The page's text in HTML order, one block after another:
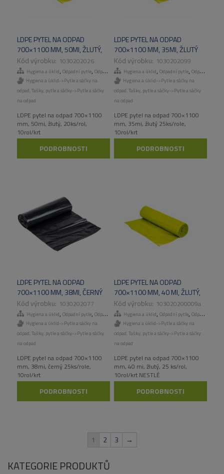
LDPE PYTEL NA ODPAD
700×1100 MM, 50MI, ŽLUTÝ,
20KS/ROL, 10ROL/KART
1030202026
Hygiena a úklid, Odpadní pytle, Odpadní pytle ,Tašky, pytle a sáčky
Hygiena a úklid->Pytle a sáčky na
odpad Tašky, pytle a sáčky->Pytle a sáčky
na odpad
LDPE pytel na odpad 700×1100
mm, 50mi, žlutý, 20ks/rol,
10rol/krt
PODROBNOSTI
LDPE PYTEL NA ODPAD
700×1100 MM, 35MI, ŽLUTÝ
25KS/ROLE, 10ROL/KART
1030202099
Hygiena a úklid, Odpadní pytle, Odpadní pytle
Hygiena a úklid->Pytle a sáčky na
odpad Tašky, pytle a sáčky->Pytle a sáčky
na odpad
LDPE pytel na odpad 700×1100
mm, 35mi, žlutý 25ks/role,
10rol/krt
PODROBNOSTI
LDPE PYTEL NA ODPAD
700×1100 MM, 38MI, ČERNÝ
25KS/ROLE, 10ROL/KART
1030202077
Hygiena a úklid, Odpadní pytle, Odpadní pytle ,Tašky, pytle a sáčky
Hygiena a úklid->Pytle a sáčky na
odpad Tašky, pytle a sáčky->Pytle a sáčky
na odpad
LDPE pytel na odpad 700×1100
mm, 38mi, černý 25ks/role,
10rol/krt
PODROBNOSTI
LDPE PYTEL NA ODPAD
700×1100 MM, 40 MI, ŽLUTÝ,
25 KS/ROL, 10ROL/KART
NESTLÉ
103020200009a
Hygiena a úklid, Odpadní pytle, Odpadní pytle
Hygiena a úklid->Pytle a sáčky na
odpad Tašky, pytle a sáčky->Pytle a sáčky
na odpad
LDPE pytel na odpad 700×1100
mm, 40 mi, žlutý, 25 ks/rol,
10rol/krt NESTLÉ
PODROBNOSTI
1 2 3 →
KATEGORIE PRODUKTŮ